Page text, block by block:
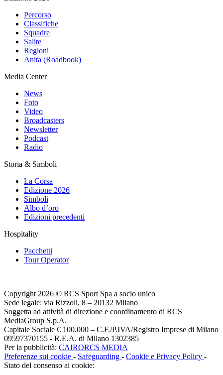
Percorso
Classifiche
Squadre
Salite
Regioni
Anita (Roadbook)
Media Center
News
Foto
Video
Broadcasters
Newsletter
Podcast
Radio
Storia & Simboli
La Corsa
Edizione 2026
Simboli
Albo d’oro
Edizioni precedenti
Hospitality
Pacchetti
Tour Operator
Copyright 2026 © RCS Sport Spa a socio unico
Sede legale: via Rizzoli, 8 – 20132 Milano
Soggetta ad attività di direzione e coordinamento di RCS
MediaGroup S.p.A.
Capitale Sociale € 100.000 – C.F./P.IVA/Registro Imprese di Milano
09597370155 - R.E.A. di Milano 1302385
Per la pubblicità: CAIRORCS MEDIA
Preferenze sui cookie - Safeguarding - Cookie e Privacy Policy -
Stato del consenso ai cookie: